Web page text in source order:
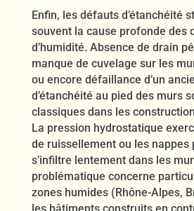
Enfin, les défauts d’étanchéité
souvent la cause profonde des
d’humidité. Absence de drain
manque de cuvelage sur les
ou encore défaillance d’un
d’étanchéité au pied des murs
classiques dans les
La pression hydrostatique
de ruissellement ou les nappes
s’infiltre lentement dans les
problématique concerne
zones humides (Rhône-Alpes,